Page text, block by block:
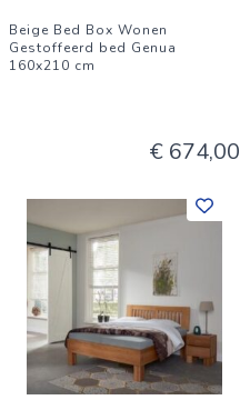
Beige Bed Box Wonen
Gestoffeerd bed Genua
160x210 cm
€ 674,00